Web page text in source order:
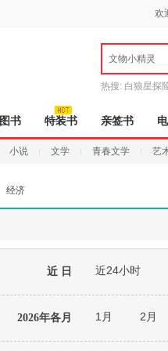
欢
文物小精灵
热搜: 白狼星探
图书 特装书 亲签书
小说 文学 青春文学 艺
经济
近 日 近24小时
2026年各月 1月 2月